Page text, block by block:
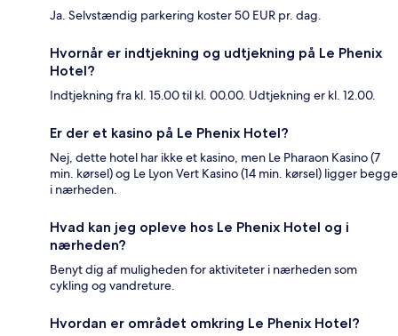
Ja. Selvstændig parkering koster 50 EUR pr. dag.
Hvornår er indtjekning og udtjekning på Le Phenix
Hotel?
Indtjekning fra kl. 15.00 til kl. 00.00. Udtjekning er kl. 12.00.
Er der et kasino på Le Phenix Hotel?
Nej, dette hotel har ikke et kasino, men Le Pharaon Kasino (7
min. kørsel) og Le Lyon Vert Kasino (14 min. kørsel) ligger begge
i nærheden.
Hvad kan jeg opleve hos Le Phenix Hotel og i
nærheden?
Benyt dig af muligheden for aktiviteter i nærheden som
cykling og vandreture.
Hvordan er området omkring Le Phenix Hotel?